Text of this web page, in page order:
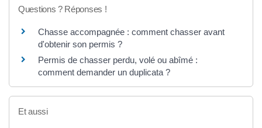
Questions ? Réponses !
Chasse accompagnée : comment chasser avant
d'obtenir son permis ?
Permis de chasser perdu, volé ou abîmé :
comment demander un duplicata ?
Et aussi